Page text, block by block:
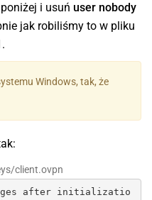
i usuń user nobody
jak robiliśmy to w pliku
.
Windows, tak, że
client.ovpn
after initializatio